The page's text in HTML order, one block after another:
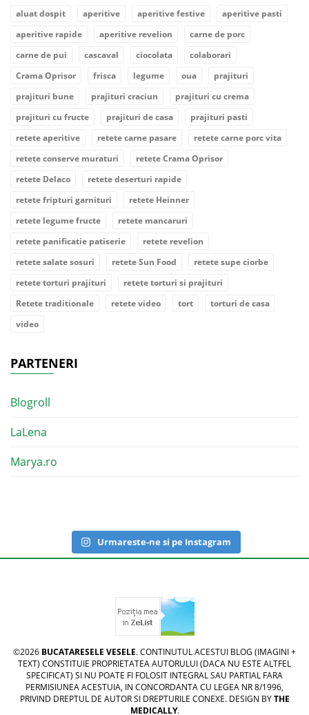
aluat dospit aperitive aperitive festive
aperitive pasti
aperitive rapide
aperitive revelion
carne de porc
carne de pui
cascaval ciocolata
colaborari
Crama Oprisor
frisca legume oua
prajituri
prajituri bune
prajituri craciun
prajituri cu crema
prajituri cu fructe
prajituri de casa
prajituri pasti
retete aperitive
retete carne pasare
retete carne porc vita
retete conserve muraturi
retete Crama Oprisor
retete Delaco
retete deserturi rapide
retete fripturi garnituri
retete Heinner
retete legume fructe
retete mancaruri
retete panificatie patiserie
retete revelion
retete salate sosuri
retete Sun Food
retete supe ciorbe
retete torturi prajituri
retete torturi si prajituri
Retete traditionale
retete video tort
torturi de casa
video
PARTENERI
Blogroll
LaLena
Marya.ro
Urmareste-ne si pe Instagram
©2026 BUCATARESELE VESELE. CONTINUTUL ACESTUI BLOG (IMAGINI +
TEXT) CONSTITUIE PROPRIETATEA AUTORULUI (DACA NU ESTE ALTFEL
SPECIFICAT) SI NU POATE FI FOLOSIT INTEGRAL SAU PARTIAL FARA
PERMISIUNEA ACESTUIA, IN CONCORDANTA CU LEGEA NR 8/1996,
PRIVIND DREPTUL DE AUTOR SI DREPTURILE CONEXE. DESIGN BYTHE
MEDICALLY.